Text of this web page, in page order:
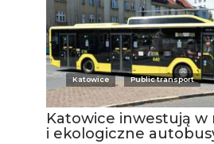
Katowice Public transport
Katowice inwestują w
i ekologiczne